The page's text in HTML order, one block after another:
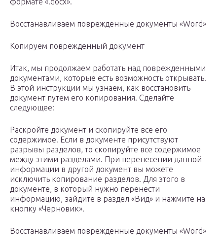
Восстанавливаем поврежденные документы «Word»
Копируем поврежденный документ
Итак, мы продолжаем работать над поврежденными
документами, которые есть возможность открывать.
В этой инструкции мы узнаем, как восстановить
документ путем его копирования. Сделайте
следующее:
Раскройте документ и скопируйте все его
содержимое. Если в документе присутствуют
разрывы разделов, то скопируйте все содержимое
между этими разделами. При перенесении данной
информации в другой документ вы можете
исключить копирование разделов. Для этого в
документе, в который нужно перенести
информацию, зайдите в раздел «Вид» и нажмите на
кнопку «Черновик».
Восстанавливаем поврежденные документы «Word»